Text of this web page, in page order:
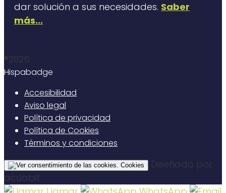
dar solución a sus necesidades. Saber
más...
®2026
Hispabadge
Accesibilidad
Aviso legal
Política de privacidad
Política de Cookies
Términos y condiciones
Cookies
Diseñado por
acuabit